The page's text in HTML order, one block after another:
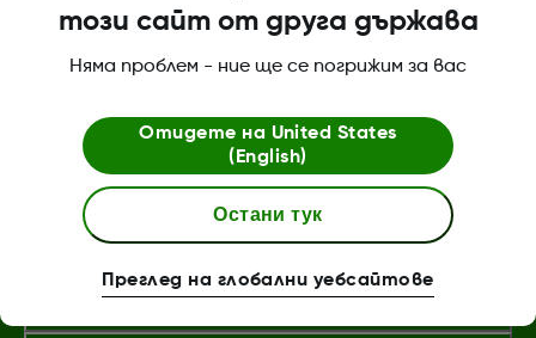
LBL-1005611 Rev001
За Dexcom
Магазин Dexcom ONE+
този сайт от друга държава
Няма проблем - ние ще се погрижим за вас
Отидете на United States
(English)
Остани тук
Преглед на глобални уебсайтове